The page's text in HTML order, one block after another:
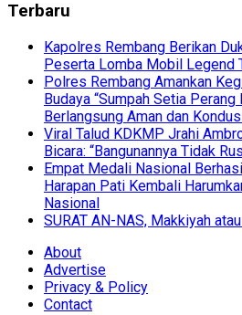
Terbaru
Kapolres Rembang Berikan
Peserta Lomba Mobil Legend
Polres Rembang Amankan
Budaya “Sumpah Setia
Berlangsung Aman dan
Viral Talud KDKMP Jrahi
Bicara: “Bangunannya Tidak
Empat Medali Nasional
Harapan Pati Kembali
Nasional
SURAT AN-NAS, Makkiyah
About
Advertise
Privacy & Policy
Contact